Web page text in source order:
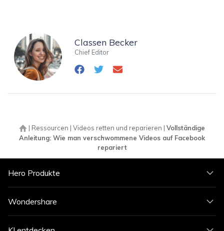
Classen Becker
Chief Editor
| Ressourcen | Videos retten und reparieren | Vollständige
Anleitung: Wie man verschwommene Videos auf Facebook
repariert
Hero Produkte
Wondershare